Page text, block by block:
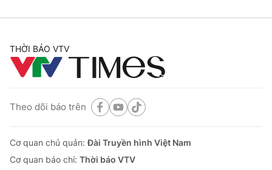
THỜI BÁO VTV
Theo dõi báo trên
Cơ quan chủ quản:Đài Truyền hình Việt Nam
Cơ quan báo chí: Thời báo VTV